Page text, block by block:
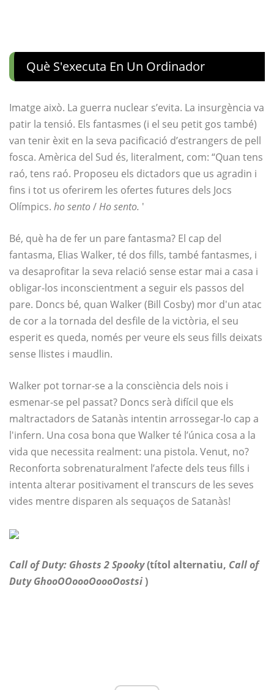
Què S'executa En Un Ordinador
Imatge això. La guerra nuclear s’evita. La insurgència va
patir la tensió. Els fantasmes (i el seu petit gos també)
van tenir èxit en la seva pacificació d’estrangers de pell
fosca. Amèrica del Sud és, literalment, com: “Quan tens
raó, tens raó. Proposeu els dictadors que us agradin i
fins i tot us oferirem les ofertes futures dels Jocs
Olímpics. ho sento/Ho sento. '
Bé, què ha de fer un pare fantasma? El cap del
fantasma, Elias Walker, té dos fills, també fantasmes, i
va desaprofitar la seva relació sense estar mai a casa i
obligar-los inconscientment a seguir els passos del
pare. Doncs bé, quan Walker (Bill Cosby) mor d'un atac
de cor a la tornada del desfile de la victòria, el seu
esperit es queda, només per veure els seus fills deixats
sense llistes i maudlin.
Walker pot tornar-se a la consciència dels nois i
esmenar-se pel passat? Doncs serà difícil que els
maltractadors de Satanàs intentin arrossegar-lo cap a
l'infern. Una cosa bona que Walker té l’única cosa a la
vida que necessita realment: una pistola. Venut, no?
Reconforta sobrenaturalment l’afecte dels teus fills i
intenta alterar positivament el transcurs de les seves
vides mentre disparen als sequaços de Satanàs!
Call of Duty: Ghosts 2 Spooky(títol alternatiu, Call of
Duty GhooOOoooOoooOostsi)